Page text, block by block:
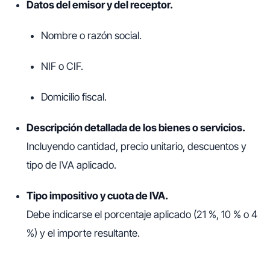
Datos del emisor y del receptor.
Nombre o razón social.
NIF o CIF.
Domicilio fiscal.
Descripción detallada de los bienes o servicios.
Incluyendo cantidad, precio unitario, descuentos y
tipo de IVA aplicado.
Tipo impositivo y cuota de IVA.
Debe indicarse el porcentaje aplicado (21 %, 10 % o 4
%) y el importe resultante.